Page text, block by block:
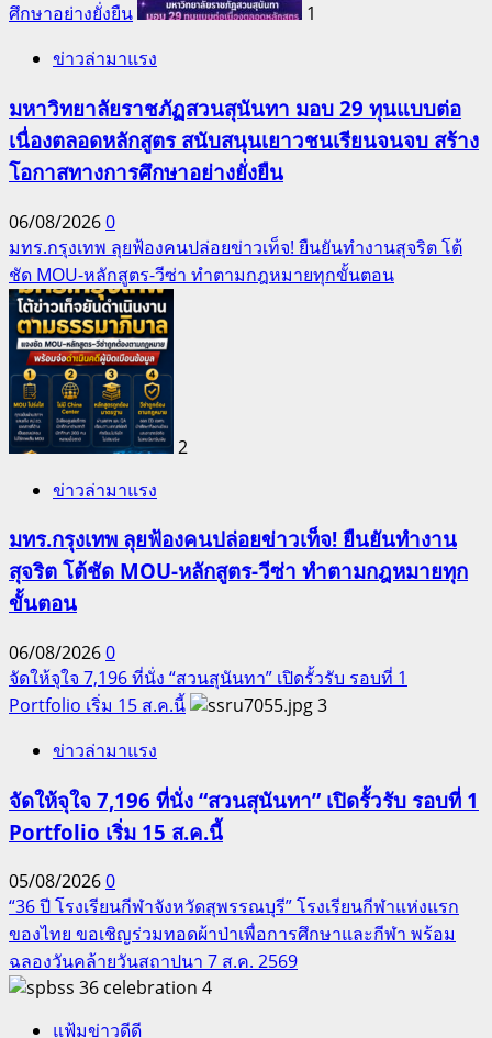
ศึกษาอย่างยั่งยืน
1
ข่าวล่ามาแรง
มหาวิทยาลัยราชภัฏสวนสุนันทา มอบ 29 ทุนแบบต่อ
เนื่องตลอดหลักสูตร สนับสนุนเยาวชนเรียนจนจบ สร้าง
โอกาสทางการศึกษาอย่างยั่งยืน
06/08/20260
มทร.กรุงเทพ ลุยฟ้องคนปล่อยข่าวเท็จ! ยืนยันทำงานสุจริต โต้
ชัด MOU-หลักสูตร-วีซ่า ทำตามกฎหมายทุกขั้นตอน
2
ข่าวล่ามาแรง
มทร.กรุงเทพ ลุยฟ้องคนปล่อยข่าวเท็จ! ยืนยันทำงาน
สุจริต โต้ชัด MOU-หลักสูตร-วีซ่า ทำตามกฎหมายทุก
ขั้นตอน
06/08/20260
จัดให้จุใจ 7,196 ที่นั่ง “สวนสุนันทา” เปิดรั้วรับ รอบที่ 1
Portfolio เริ่ม 15 ส.ค.นี้
3
ข่าวล่ามาแรง
จัดให้จุใจ 7,196 ที่นั่ง “สวนสุนันทา” เปิดรั้วรับ รอบที่ 1
Portfolio เริ่ม 15 ส.ค.นี้
05/08/20260
“36 ปี โรงเรียนกีฬาจังหวัดสุพรรณบุรี” โรงเรียนกีฬาแห่งแรก
ของไทย ขอเชิญร่วมทอดผ้าป่าเพื่อการศึกษาและกีฬา พร้อม
ฉลองวันคล้ายวันสถาปนา 7 ส.ค. 2569
4
แฟ้มข่าวดีดี